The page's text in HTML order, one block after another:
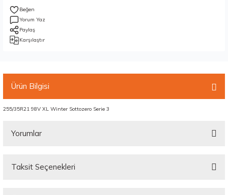
Yorum Yaz
Paylaş
Karşılaştır
Ürün Bilgisi
255/35R21 98V XL Winter Sottozero Serie 3
Yorumlar
Taksit Seçenekleri